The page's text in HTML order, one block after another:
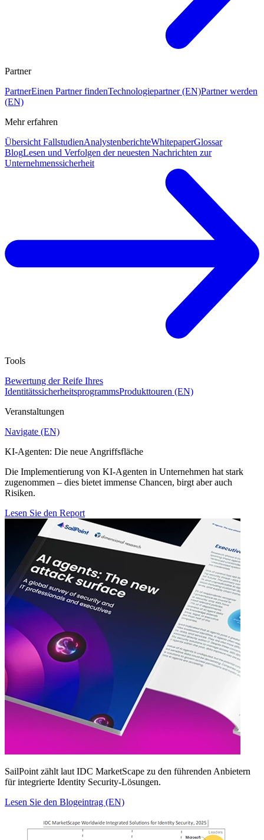
Partner
PartnerEinen Partner findenTechnologiepartner (EN)Partner werden
(EN)
Mehr erfahren
Übersicht FallstudienAnalystenberichteWhitepaperGlossar
BlogLesen und Verfolgen der neuesten Nachrichten zur
Unternehmenssicherheit
Tools
Bewertung der Reife Ihres
IdentitätssicherheitsprogrammsProdukttouren (EN)
Veranstaltungen
Navigate (EN)
KI-Agenten: Die neue Angriffsfläche
Die Implementierung von KI-Agenten in Unternehmen hat stark
zugenommen – dies bietet immense Chancen, birgt aber auch
Risiken.
Lesen Sie den Report
SailPoint zählt laut IDC MarketScape zu den führenden Anbietern
für integrierte Identity Security‑Lösungen.
Lesen Sie den Blogeintrag (EN)